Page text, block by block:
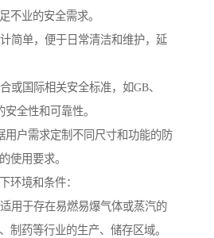
不业的安全需求。
简单，便于日常清洁和维护，延
或国际相关安全标准，如GB、
全性和可靠性。
用户需求定制不同尺寸和功能的防
使用要求。
环境和条件：
用于存在易燃易爆气体或蒸汽的
制药等行业的生产、储存区域。